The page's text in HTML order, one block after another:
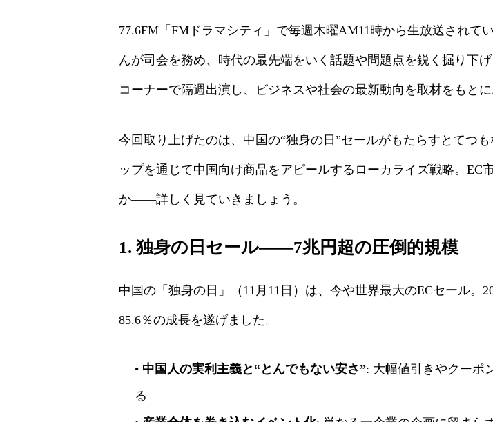
77.6FM「FMドラマシティ」で毎週木曜AM11時から生放送されて
んが司会を務め、時代の最先端をいく話題や問題点を鋭く掘り下
コーナーで隔週出演し、ビジネスや社会の最新動向を取材をもとに
今回取り上げたのは、中国の“独身の日”セールがもたらすとてつ
ップを通じて中国向け商品をアピールするローカライズ戦略。
か――詳しく見ていきましょう。
1. 独身の日セール――7兆円超の圧倒的規模
中国の「独身の日」（11月11日）は、今や世界最大のECセール。
85.6％の成長を遂げました。
• 中国人の実利主義と“とんでもない安さ”: 大幅値引きやクーポ
る